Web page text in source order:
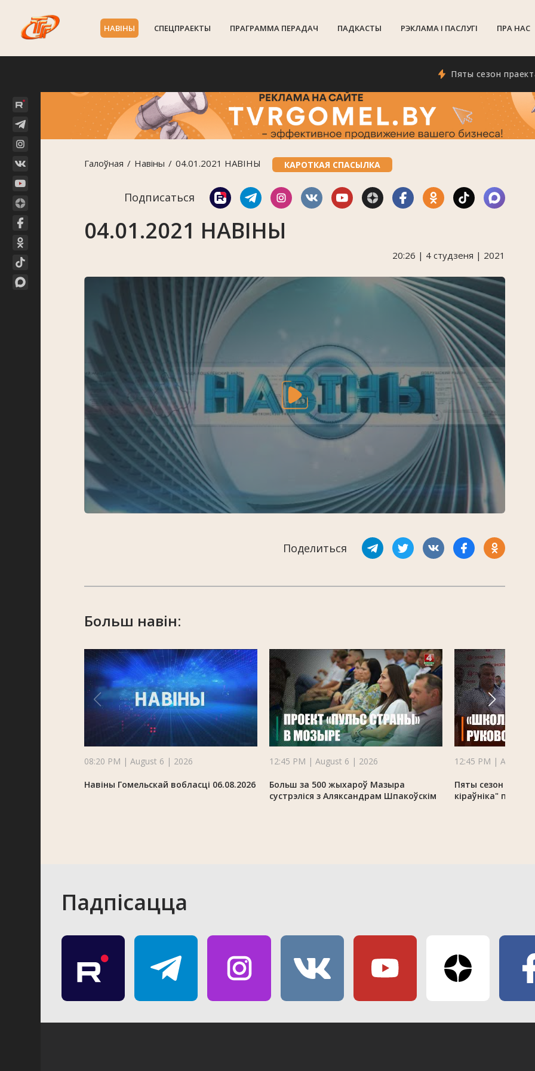
НАВIНЫ СПЕЦПРАЕКТЫ ПРАГРАММА ПЕРАДАЧ ПАДКАСТЫ РЭКЛАМА I ПАСЛУГI ПРА НАС
Пяты сезон праекта
Галоўная Навiны 04.01.2021 НАВІНЫ КАРОТКАЯ СПАСЫЛКА
Подписаться
04.01.2021 НАВІНЫ
20:26 | 4 студзеня | 2021
Поделиться
Больш навін:
08:20 PM | August 6 | 2026
Навіны Гомельскай вобласці 06.08.2026
12:45 PM | August 6 | 2026
Больш за 500 жыхароў Мазыра
сустрэліся з Аляксандрам Шпакоўскім
12:45 PM | August 6
Пяты сезон
кіраўніка"
Падпісацца